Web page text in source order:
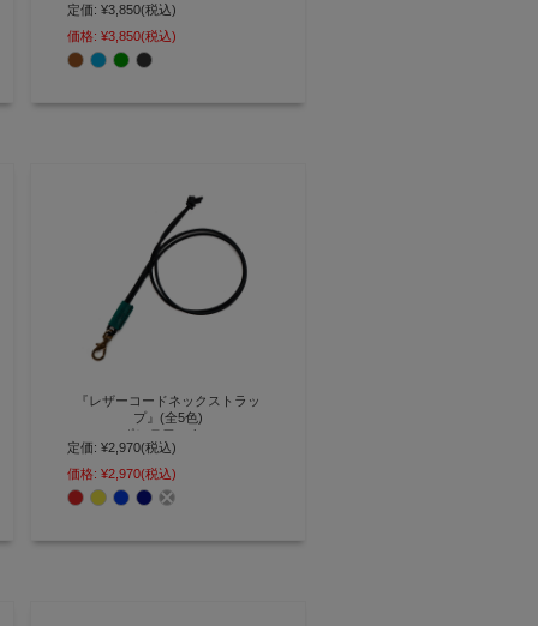
重厚感のある金具がポイントのシ
ンプルレザーキーホルダー
【AGILITY affa(アジリティ アッ
ファ)】(0386)[M便 4/5]
定価: ¥3,850(税込)
価格: ¥3,850(税込)
『レザーコードネックストラッ
プ』(全5色)
ポンテワックス
革小物を首から下げる カニフック
付きのレザーネックストラップ
【AGILITY affa(アジリティ アッ
定価: ¥2,970(税込)
価格: ¥2,970(税込)